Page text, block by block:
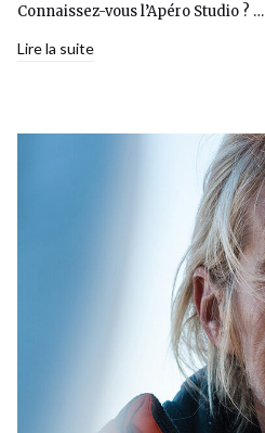
Connaissez-vous l’Apéro Studio ? …
Lire la suite